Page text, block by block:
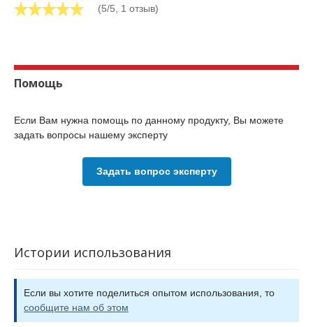
(5/5, 1 отзыв)
Помощь
Если Вам нужна помощь по данному продукту, Вы можете
задать вопросы нашему эксперту
Задать вопрос эксперту
Истории использования
Если вы хотите поделиться опытом использования, то
сообщите нам об этом